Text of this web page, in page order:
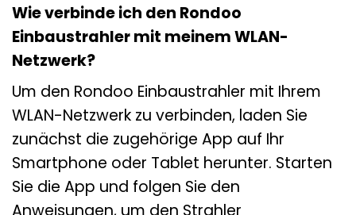
Wie verbinde ich den Rondoo
Einbaustrahler mit meinem WLAN-
Netzwerk?
Um den Rondoo Einbaustrahler mit Ihrem
WLAN-Netzwerk zu verbinden, laden Sie
zunächst die zugehörige App auf Ihr
Smartphone oder Tablet herunter. Starten
Sie die App und folgen Sie den